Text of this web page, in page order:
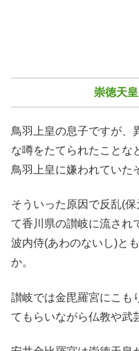
崇徳天
鳥羽上皇の息子ですが、
な噂をたてられたことな
鳥羽上皇に嫌われていた
そういった原因で反乱(
て香川県の讃岐に流され
波内侍(あわのないし)と
か。
讃岐では金毘羅宮にこも
てもらいながら仏教や武